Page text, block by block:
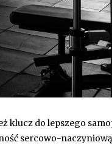
klucz do lepszego
sercowo-